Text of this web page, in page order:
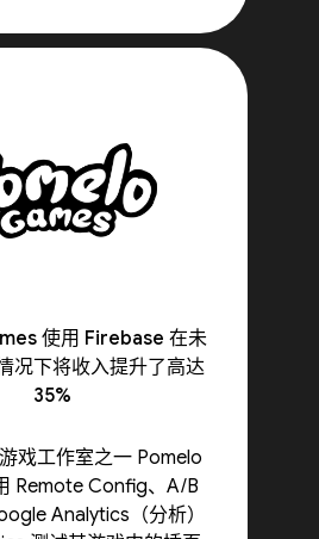
使用 Firebase 在未
况下将收入提升了高达
35%
戏工作室之一 Pomelo
Remote Config、A/B
Analytics（分析）